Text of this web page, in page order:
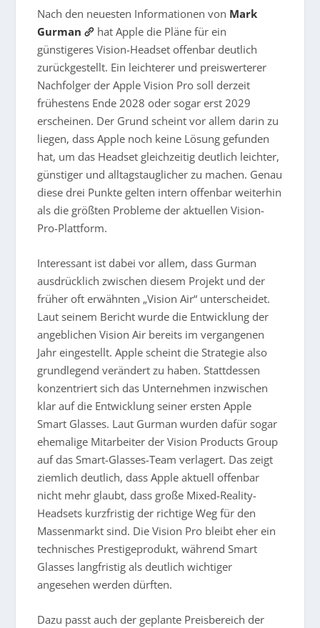
Nach den neuesten Informationen von Mark
Gurman
hat Apple die Pläne für ein
günstigeres Vision-Headset offenbar deutlich
zurückgestellt. Ein leichterer und preiswerterer
Nachfolger der Apple Vision Pro soll derzeit
frühestens Ende 2028 oder sogar erst 2029
erscheinen. Der Grund scheint vor allem darin zu
liegen, dass Apple noch keine Lösung gefunden
hat, um das Headset gleichzeitig deutlich leichter,
günstiger und alltagstauglicher zu machen. Genau
diese drei Punkte gelten intern offenbar weiterhin
als die größten Probleme der aktuellen Vision-
Pro-Plattform.
Interessant ist dabei vor allem, dass Gurman
ausdrücklich zwischen diesem Projekt und der
früher oft erwähnten „Vision Air“ unterscheidet.
Laut seinem Bericht wurde die Entwicklung der
angeblichen Vision Air bereits im vergangenen
Jahr eingestellt. Apple scheint die Strategie also
grundlegend verändert zu haben. Stattdessen
konzentriert sich das Unternehmen inzwischen
klar auf die Entwicklung seiner ersten Apple
Smart Glasses. Laut Gurman wurden dafür sogar
ehemalige Mitarbeiter der Vision Products Group
auf das Smart-Glasses-Team verlagert. Das zeigt
ziemlich deutlich, dass Apple aktuell offenbar
nicht mehr glaubt, dass große Mixed-Reality-
Headsets kurzfristig der richtige Weg für den
Massenmarkt sind. Die Vision Pro bleibt eher ein
technisches Prestigeprodukt, während Smart
Glasses langfristig als deutlich wichtiger
angesehen werden dürften.
Dazu passt auch der geplante Preisbereich der